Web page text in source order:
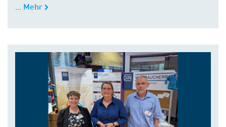
Mehr